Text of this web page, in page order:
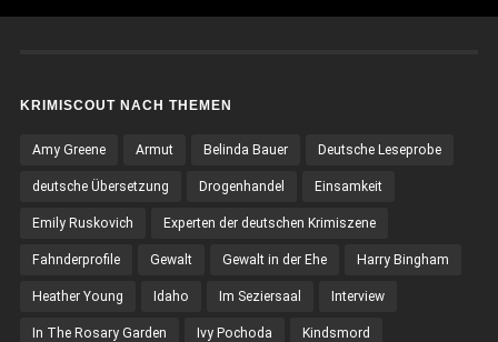
KRIMISCOUT NACH THEMEN
Amy Greene Armut Belinda Bauer Deutsche Leseprobe
deutsche Übersetzung Drogenhandel Einsamkeit
Emily Ruskovich Experten der deutschen Krimiszene
Fahnderprofile Gewalt Gewalt in der Ehe Harry Bingham
Heather Young Idaho Im Seziersaal Interview
In The Rosary Garden Ivy Pochoda Kindsmord